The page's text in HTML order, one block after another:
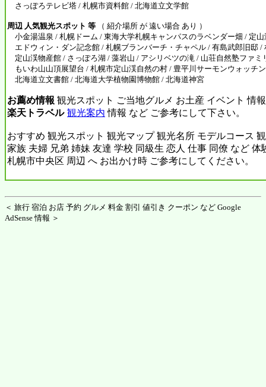
さっぽろテレビ塔 / 札幌市資料館 / 北海道立文学館
周辺 人気観光スポット 等 （ 紹介場所 が 遠い場合 あり ）
小金湯温泉 / 札幌ドーム / 東海大学札幌キャンパスのラベンダー畑 / 定山
エドウィン・ダン記念館 / 札幌ブランバーチ・チャペル / 有島武郎旧邸 /
定山渓物産館 / さっぽろ湖 / 藻岩山 / アシリベツの滝 / 山荘自然塾ファミ
もいわ山山頂展望台 / 札幌市定山渓自然の村 / 豊平川サーモンウォッチ
北海道立文書館 / 北海道大学植物園博物館 / 北海道神宮
お薦め情報 観光スポット ご当地グルメ お土産 イベント 情
楽天トラベル 観光案内 情報 など ご参考にして下さい。
おすすめ 観光スポット 観光マップ 観光名所 モデルコース
家族 夫婦 兄弟 姉妹 友達 学校 同級生 恋人 仕事 同僚 など 体
札幌市中央区 周辺 へ お出かけ時 ご参考にしてください。
＜ 旅行 宿泊 お店 予約 グルメ 料金 割引 値引き クーポン など Google
AdSense 情報 ＞